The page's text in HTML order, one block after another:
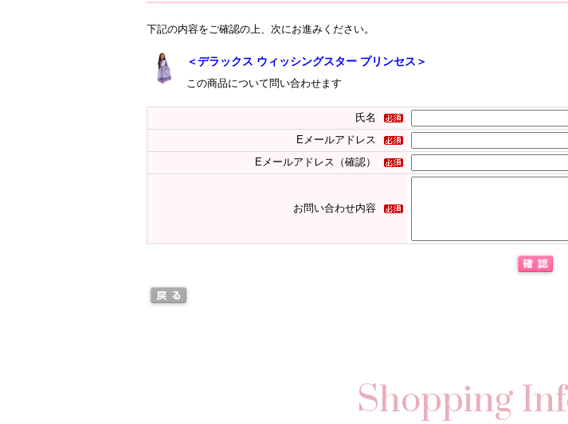
下記の内容をご確認の上、次にお進みください。
＜デラックス ウィッシングスター プリンセス＞
この商品について問い合わせます
氏名
Eメールアドレス
Eメールアドレス（確認）
お問い合わせ内容
Shopping